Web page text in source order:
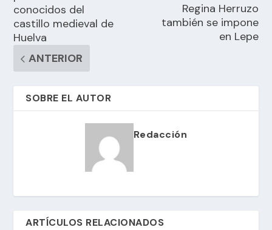
conocidos del
castillo medieval de
Huelva
ANTERIOR
Regina Herruzo
también se impone
en Lepe
SOBRE EL AUTOR
Redacción
ARTÍCULOS RELACIONADOS